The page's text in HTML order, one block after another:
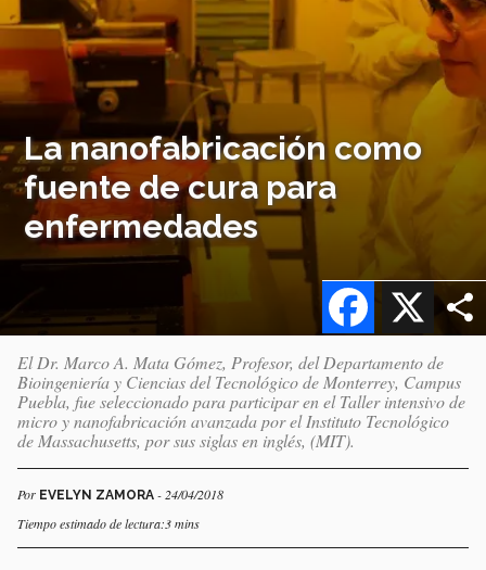
La nanofabricación como
fuente de cura para
enfermedades
X
Facebook
El Dr. Marco A. Mata Gómez, Profesor, del Departamento de
Bioingeniería y Ciencias del Tecnológico de Monterrey, Campus
Puebla, fue seleccionado para participar en el Taller intensivo de
micro y nanofabricación avanzada por el Instituto Tecnológico
de Massachusetts, por sus siglas en inglés, (MIT).
Por EVELYN ZAMORA - 24/04/2018
Tiempo estimado de lectura:3 mins